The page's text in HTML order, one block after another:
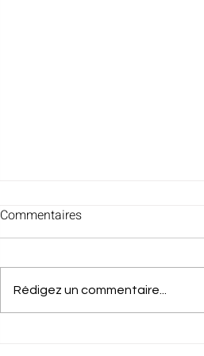
Commentaires
Rédigez un commentaire...